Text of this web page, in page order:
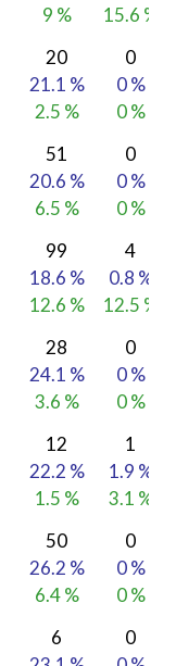
9 %
15.6 %
20
21.1 %
2.5 %
0
0 %
0 %
51
20.6 %
6.5 %
0
0 %
0 %
99
18.6 %
12.6 %
4
0.8 %
12.5 %
28
24.1 %
3.6 %
0
0 %
0 %
12
22.2 %
1.5 %
1
1.9 %
3.1 %
50
26.2 %
6.4 %
0
0 %
0 %
6
0